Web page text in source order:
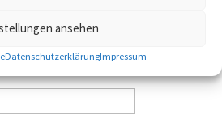
ansehen
DatenschutzerklärungImpressum
Generieren